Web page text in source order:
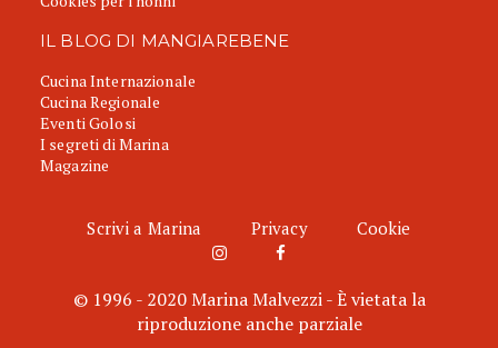
IL BLOG DI MANGIAREBENE
Cucina Internazionale
Cucina Regionale
Eventi Golosi
I segreti di Marina
Magazine
Scrivi a Marina Privacy Cookie
© 1996 - 2020 Marina Malvezzi - È vietata la
riproduzione anche parziale